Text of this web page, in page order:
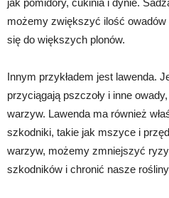
jak pomidory, cukinia i dynie.
możemy zwiększyć ilość
się do większych plonów.
Innym przykładem jest lawenda.
przyciągają pszczoły i inne
warzyw. Lawenda ma również
szkodniki, takie jak mszyce i
warzyw, możemy zmniejszyć
szkodników i chronić nasze